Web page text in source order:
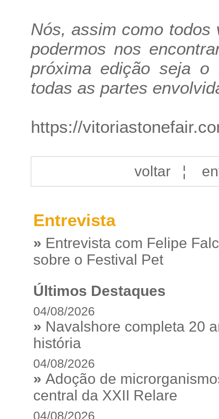
Nós, assim como todos
podermos nos
próxima edição seja o
todas as partes
https://
voltar¦
Entrevista
» Entrevista com Felipe
sobre o Festival Pet
Últimos Destaques
04/08/2026
» Navalshore completa 20
história
04/08/2026
» Adoção de
central da XXII Relare
04/08/2026